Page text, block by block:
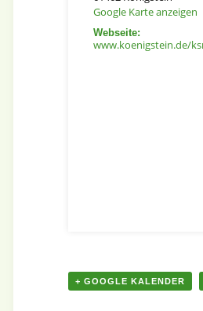
Google Karte anzeigen
Webseite:
www.koenigstein.de/
+ GOOGLE KALENDER